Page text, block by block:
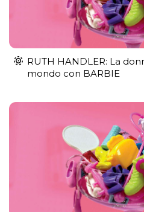
RUTH HANDLER: La
mondo con BARBIE